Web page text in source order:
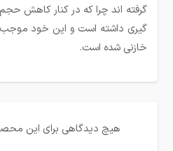
گرفته اند چرا که در کنار کاهش
گیری داشته است و این خود موجب
خازنی شده است.
هیچ دیدگاهی برای این